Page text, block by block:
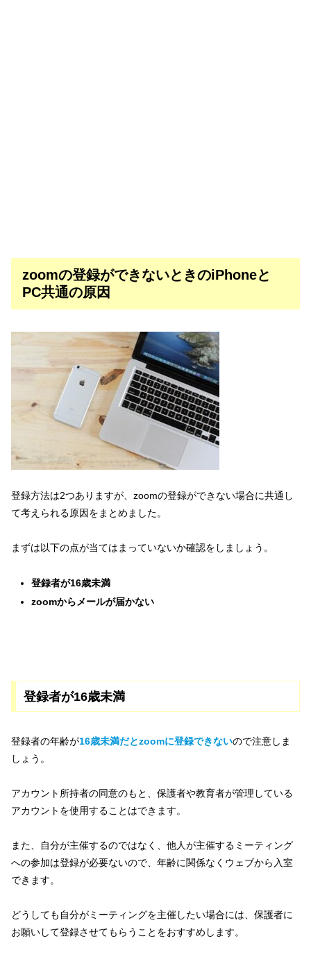
zoomの登録ができないときのiPhoneと
PC共通の原因
登録方法は2つありますが、zoomの登録ができない場合に共通し
て考えられる原因をまとめました。
まずは以下の点が当てはまっていないか確認をしましょう。
登録者が16歳未満
zoomからメールが届かない
登録者が16歳未満
登録者の年齢が16歳未満だとzoomに登録できないので注意しま
しょう。
アカウント所持者の同意のもと、保護者や教育者が管理している
アカウントを使用することはできます。
また、自分が主催するのではなく、他人が主催するミーティング
への参加は登録が必要ないので、年齢に関係なくウェブから入室
できます。
どうしても自分がミーティングを主催したい場合には、保護者に
お願いして登録させてもらうことをおすすめします。